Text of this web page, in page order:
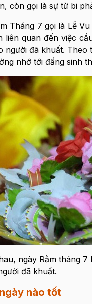
còn gọi là sự từ bi
Tháng 7 gọi là Lễ
liên quan đến việc
người đã khuất.
nhớ tới đấng sinh
ngày Rằm tháng
đã khuất.
nào tốt